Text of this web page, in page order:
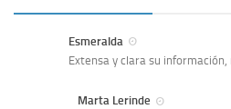
Esmeralda
Extensa y clara su
Marta Lerinde